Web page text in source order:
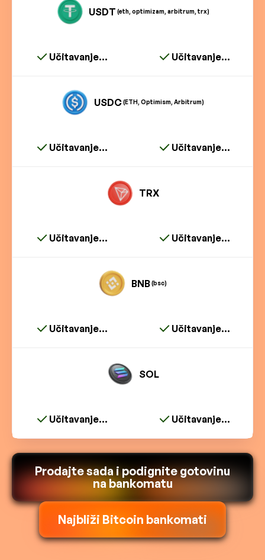
USDT (eth, optimizam, arbitrum, trx)
Učitavanje... Učitavanje...
USDC(ETH, Optimism, Arbitrum)
Učitavanje... Učitavanje...
TRX
Učitavanje... Učitavanje...
BNB(bsc)
Učitavanje... Učitavanje...
SOL
Učitavanje... Učitavanje...
Prodajte sada i podignite gotovinu
na bankomatu
Najbliži Bitcoin bankomati